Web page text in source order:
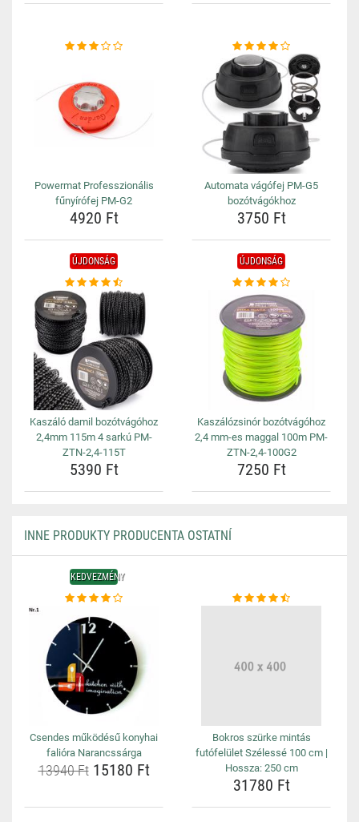
Powermat Professzionális
fűnyírófej PM-G2
4920 Ft
Automata vágófej PM-G5
bozótvágókhoz
3750 Ft
ÚJDONSÁG
Kaszáló damil bozótvágóhoz
2,4mm 115m 4 sarkú PM-
ZTN-2,4-115T
5390 Ft
ÚJDONSÁG
Kaszálózsinór bozótvágóhoz
2,4 mm-es maggal 100m PM-
ZTN-2,4-100G2
7250 Ft
INNE PRODUKTY PRODUCENTA OSTATNÍ
KEDVEZMÉNY
Csendes működésű konyhai
falióra Narancssárga
13940 Ft15180 Ft
Bokros szürke mintás
futófelület Szélessé 100 cm |
Hossza: 250 cm
31780 Ft